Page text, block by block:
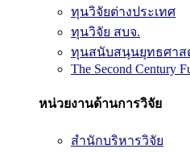
ทุนวิจัยต่างประเทศ
ทุนวิจัย สบจ.
ทุนสนับสนุนยุทธศาส
The Second Century
หน่วยงานด้านการวิจัย
สำนักบริหารวิจัย